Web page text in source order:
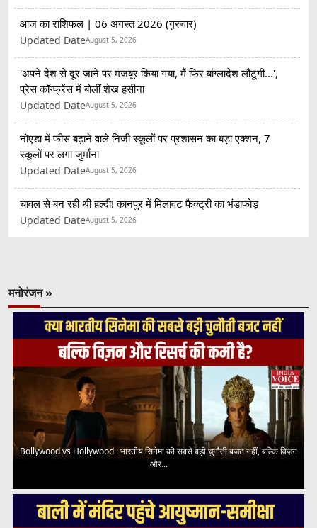
आज का राशिफल | 06 अगस्त 2026 (गुरुवार)
Updated DateAugust 5, 2026
'अपने देश से दूर जाने पर मजबूर किया गया, मैं फिर बांग्लादेश लौटूंगी...',
प्रेस कॉन्फ्रेंस में बोलीं शेख हसीना
Updated DateAugust 5, 2026
नोएडा में फीस बढ़ाने वाले निजी स्कूलों पर प्रशासन का बड़ा एक्शन, 7
स्कूलों पर लगा जुर्माना
Updated DateAugust 5, 2026
चावल से बन रही थी हल्दी! कानपुर में मिलावट फैक्ट्री का भंडाफोड़
Updated DateAugust 5, 2026
मनोरंजन »
Bollywood vs Hollywood : भारतीय सिनेमा की सबसे बड़ी चुनौती बजट नहीं, बल्कि विज़न
और...